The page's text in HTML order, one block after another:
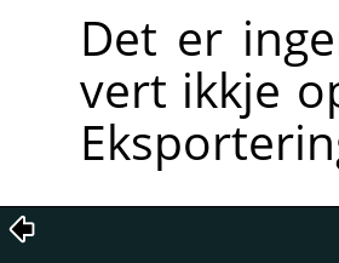
Det er
vert ikkje